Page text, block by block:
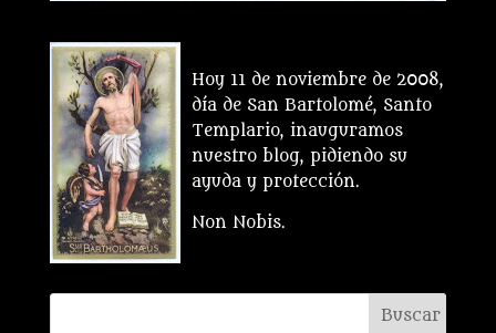
Hoy 11 de noviembre de 2008,
día de San Bartolomé, Santo
Templario, inauguramos
nuestro blog, pidiendo su
ayuda y protección.
Non Nobis.